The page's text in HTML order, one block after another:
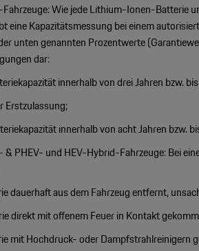
Fahrzeuge: Wie jede Lithium-Ionen-Batterie
eine Kapazitätsmessung bei einem
unten genannten Prozentwerte
dar:
innerhalb von drei Jahren bzw.
Erstzulassung;
innerhalb von acht Jahren bzw.
& PHEV- und HEV-Hybrid-Fahrzeuge: Bei
dauerhaft aus dem Fahrzeug entfernt,
direkt mit offenem Feuer in Kontakt
mit Hochdruck- oder Dampfstrahlreinigern